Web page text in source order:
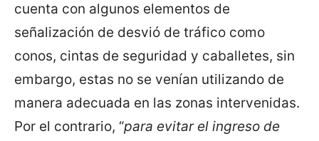
cuenta con algunos elementos de
señalización de desvió de tráfico como
conos, cintas de seguridad y caballetes, sin
embargo, estas no se venían utilizando de
manera adecuada en las zonas intervenidas.
Por el contrario, “para evitar el ingreso de